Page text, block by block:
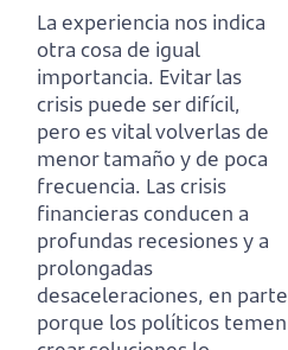
La experiencia nos indica
otra cosa de igual
importancia. Evitar las
crisis puede ser difícil,
pero es vital volverlas de
menor tamaño y de poca
frecuencia. Las crisis
financieras conducen a
profundas recesiones y a
prolongadas
desaceleraciones, en parte
porque los políticos temen